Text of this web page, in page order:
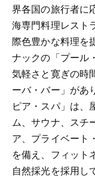
界各国の旅行者に
海専門料理レスト
際色豊かな料理を
ナックの「プール
気軽さと寛ぎの時
ーバ・バー」があ
ピア・スパ」は、
ム、サウナ、スチ
ア、プライベート
を備え、フィット
自然採光を採用し